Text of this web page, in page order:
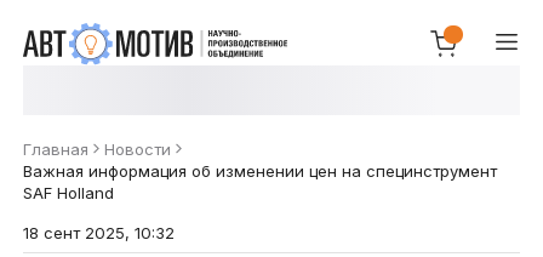
Главная
Новости
Важная информация об изменении цен на специнструмент
SAF Holland
18 сент 2025, 10:32